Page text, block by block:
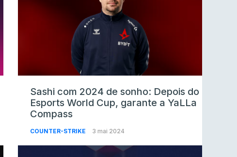
Sashi com 2024 de sonho: Depois do
Esports World Cup, garante a YaLLa
Compass
COUNTER-STRIKE 3 mai 2024